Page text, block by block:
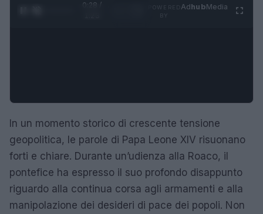
0:29 /
AdhubMedia
In un momento storico di crescente tensione
geopolitica, le parole di Papa Leone XIV risuonano
forti e chiare. Durante un’udienza alla Roaco, il
pontefice ha espresso il suo profondo disappunto
riguardo alla continua corsa agli armamenti e alla
manipolazione dei desideri di pace dei popoli. Non